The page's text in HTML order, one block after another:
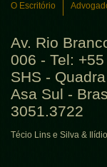
O Escritório
Av. Rio
006 - Tel:
SHS -
Asa Sul -
3051.3722
Técio Lins e Silva &